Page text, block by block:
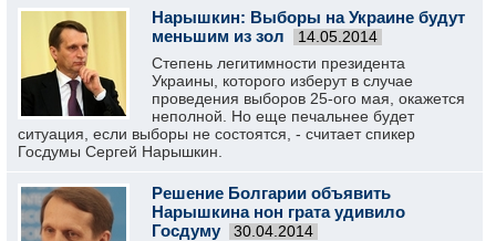
Нарышкин: Выборы на Украине будут
меньшим из зол
14.05.2014
Степень легитимности президента
Украины, которого изберут в случае
проведения выборов 25-ого мая, окажется
неполной. Но еще печальнее будет
ситуация, если выборы не состоятся, - считает спикер
Госдумы Сергей Нарышкин.
Решение Болгарии объявить
Нарышкина нон грата удивило
Госдуму
30.04.2014